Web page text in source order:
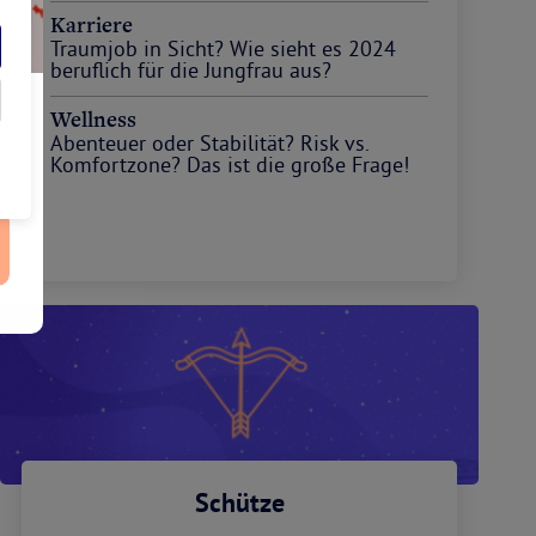
Karriere
Traumjob in Sicht? Wie sieht es 2024
beruflich für die Jungfrau aus?
Wellness
Abenteuer oder Stabilität? Risk vs.
Komfortzone? Das ist die große Frage!
Schütze